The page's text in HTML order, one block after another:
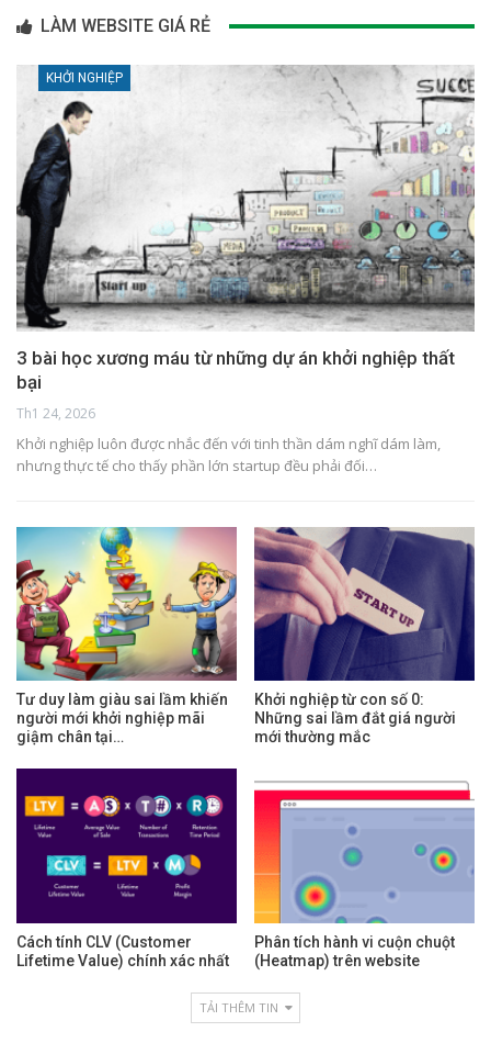
LÀM WEBSITE GIÁ RẺ
KHỞI NGHIỆP
3 bài học xương máu từ những dự án khởi nghiệp thất
bại
Th1 24, 2026
Khởi nghiệp luôn được nhắc đến với tinh thần dám nghĩ dám làm,
nhưng thực tế cho thấy phần lớn startup đều phải đối…
Tư duy làm giàu sai lầm khiến
người mới khởi nghiệp mãi
giậm chân tại…
Khởi nghiệp từ con số 0:
Những sai lầm đắt giá người
mới thường mắc
Cách tính CLV (Customer
Lifetime Value) chính xác nhất
Phân tích hành vi cuộn chuột
(Heatmap) trên website
TẢI THÊM TIN